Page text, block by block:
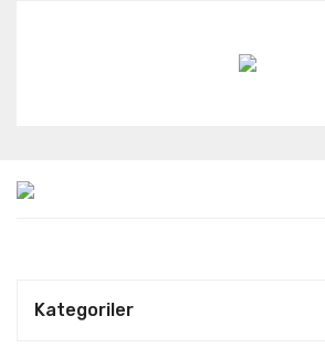
Kategoriler